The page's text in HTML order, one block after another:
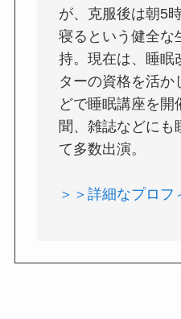
が、克服後は朝5
寝るという健全な
持。現在は、睡眠
ターの資格を活か
どで睡眠講座を開
聞、雑誌などにも
て多数出演。
＞＞詳細なプロフ